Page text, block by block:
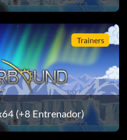
Trainers
(+8 Entrenador)